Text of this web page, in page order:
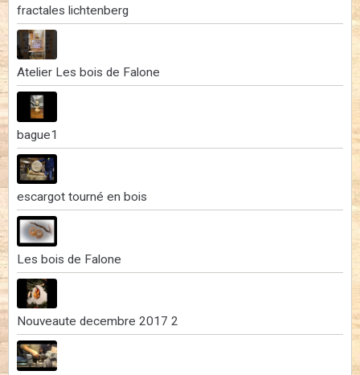
fractales lichtenberg
Atelier Les bois de Falone
bague1
escargot tourné en bois
Les bois de Falone
Nouveaute decembre 2017 2